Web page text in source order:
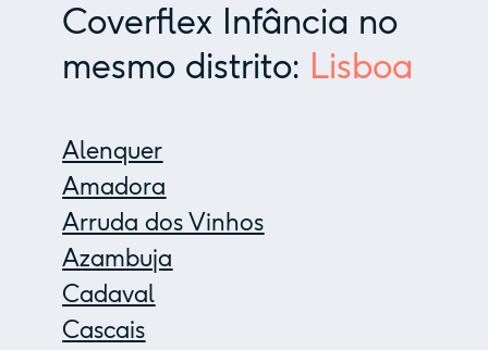
Coverflex Infância no
mesmo distrito: Lisboa
Alenquer
Amadora
Arruda dos Vinhos
Azambuja
Cadaval
Cascais